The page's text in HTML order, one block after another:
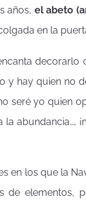
años, el abeto
en la
y hay quien no
seré yo quien
abundancia…,
en los que la
de elementos,